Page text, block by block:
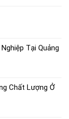
Tại Quảng
Chất Lượng Ở